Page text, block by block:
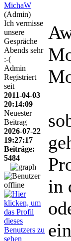
MichaW
(Admin)
Ich vermisse
unsere
Gespräche
Abends sehr
:-(
Admin
Registriert
seit
2011-04-03
20:14:09
Neuester
Beitrag
2026-07-22
19:27:17
Beiträge:
5484
in